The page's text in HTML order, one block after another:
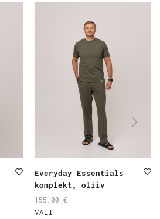
Everyday Essentials
komplekt, oliiv
155,00 €
VALI